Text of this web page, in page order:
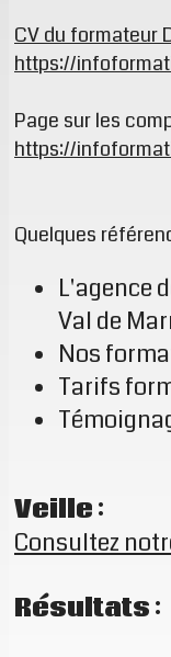
CV du formateur
https://
Page sur les
https://
Quelques
L'agence
Val de
Nos
Tarifs
Veille :
Consultez
Résultats :